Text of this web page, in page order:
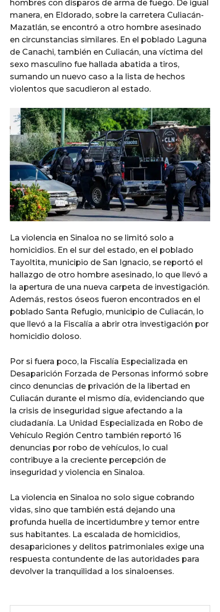
hombres con disparos de arma de fuego. De igual
manera, en Eldorado, sobre la carretera Culiacán-
Mazatlán, se encontró a otro hombre asesinado
en circunstancias similares. En el poblado Laguna
de Canachi, también en Culiacán, una víctima del
sexo masculino fue hallada abatida a tiros,
sumando un nuevo caso a la lista de hechos
violentos que sacudieron al estado.
La violencia en Sinaloa no se limitó solo a
homicidios. En el sur del estado, en el poblado
Tayoltita, municipio de San Ignacio, se reportó el
hallazgo de otro hombre asesinado, lo que llevó a
la apertura de una nueva carpeta de investigación.
Además, restos óseos fueron encontrados en el
poblado Santa Refugio, municipio de Culiacán, lo
que llevó a la Fiscalía a abrir otra investigación por
homicidio doloso.
Por si fuera poco, la Fiscalía Especializada en
Desaparición Forzada de Personas informó sobre
cinco denuncias de privación de la libertad en
Culiacán durante el mismo día, evidenciando que
la crisis de inseguridad sigue afectando a la
ciudadanía. La Unidad Especializada en Robo de
Vehículo Región Centro también reportó 16
denuncias por robo de vehículos, lo cual
contribuye a la creciente percepción de
inseguridad y violencia en Sinaloa.
La violencia en Sinaloa no solo sigue cobrando
vidas, sino que también está dejando una
profunda huella de incertidumbre y temor entre
sus habitantes. La escalada de homicidios,
desapariciones y delitos patrimoniales exige una
respuesta contundente de las autoridades para
devolver la tranquilidad a los sinaloenses.